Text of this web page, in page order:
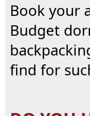
Book your
Budget
find for